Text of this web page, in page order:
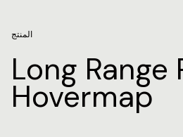
المنتج
Long Range
Hovermap